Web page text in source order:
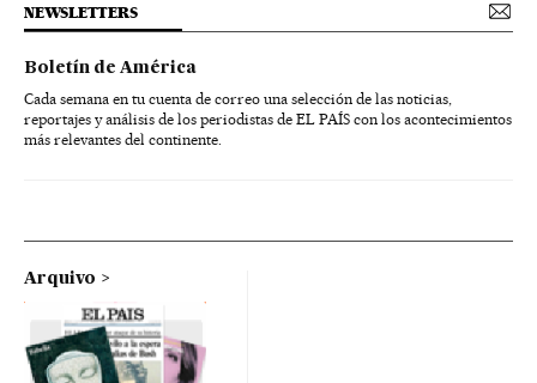
NEWSLETTERS
Boletín de América
Cada semana en tu cuenta de correo una selección de las noticias,
reportajes y análisis de los periodistas de EL PAÍS con los acontecimientos
más relevantes del continente.
Arquivo